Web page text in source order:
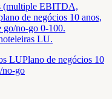
(multiple EBITDA,
de negócios 10 anos,
go/no-go 0-100.
LU.
LUPlano de negócios 10
no-go